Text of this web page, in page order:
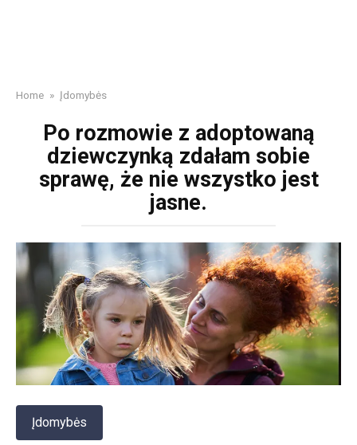
Home » Įdomybės
Po rozmowie z adoptowaną
dziewczynką zdałam sobie
sprawę, że nie wszystko jest
jasne.
Įdomybės